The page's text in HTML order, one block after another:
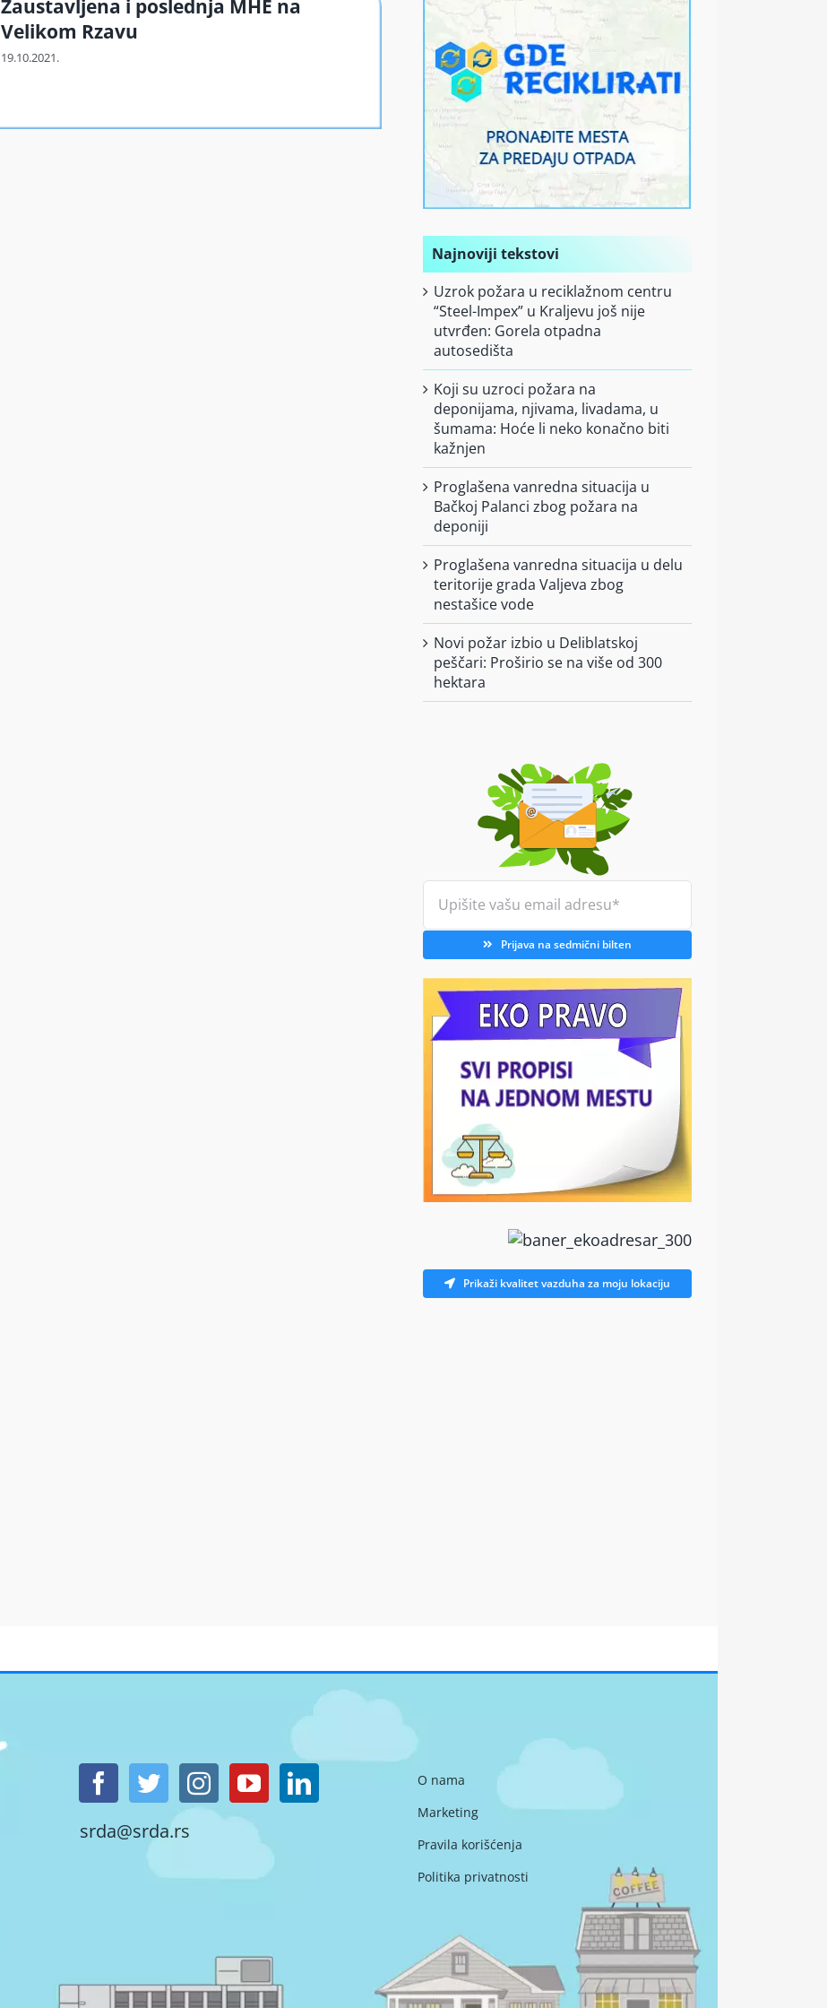
Zaustavljena i poslednja MHE na
Velikom Rzavu
Najnoviji tekstovi
Uzrok požara u reciklažnom centru
“Steel-Impex” u Kraljevu još nije
utvrđen: Gorela otpadna
autosedišta
Koji su uzroci požara na
deponijama, njivama, livadama, u
šumama: Hoće li neko konačno biti
kažnjen
Proglašena vanredna situacija u
Bačkoj Palanci zbog požara na
deponiji
Proglašena vanredna situacija u delu
teritorije grada Valjeva zbog
nestašice vode
Novi požar izbio u Deliblatskoj
peščari: Proširio se na više od 300
hektara
Prijava na sedmični bilten
Prikaži kvalitet vazduha za moju lokaciju
srda@srda.rs
O nama
Marketing
Pravila korišćenja
Politika privatnosti